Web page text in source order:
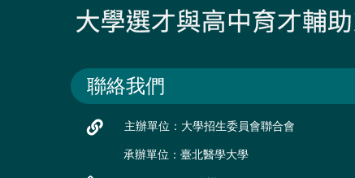
聯絡我們
主辦單位：大學招生委員會聯合會
承辦單位：臺北醫學大學